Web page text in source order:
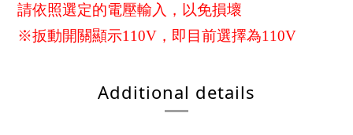
請依照選定的電壓輸入，以免損壞
※扳動開關顯示110V，即目前選擇為110V
Additional details